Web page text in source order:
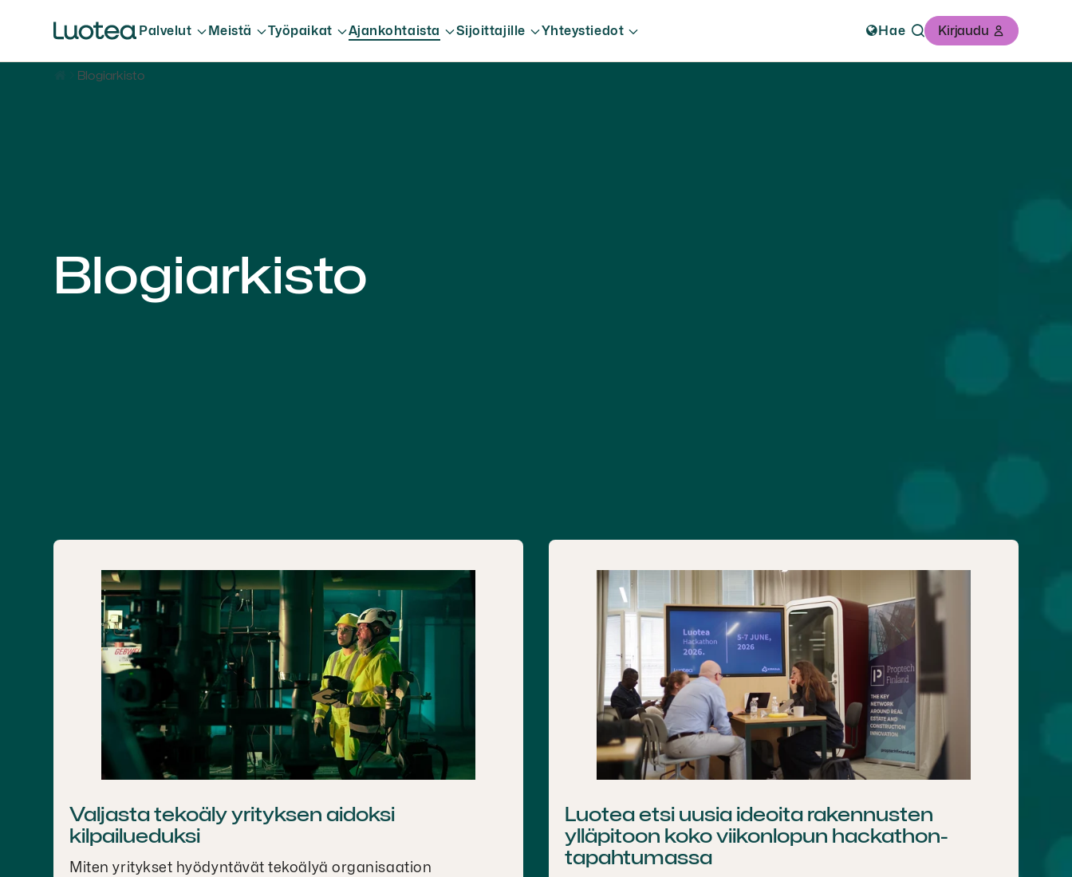
Palvelut Meistä Työpaikat Ajankohtaista Sijoittajille Yhteystiedot Hae Kirjaudu
Blogiarkisto
Blogiarkisto
Valjasta tekoäly yrityksen aidoksi
kilpailueduksi
Miten yritykset hyödyntävät tekoälyä organisaation
Luotea etsi uusia ideoita rakennusten
ylläpitoon koko viikonlopun hackathon-
tapahtumassa